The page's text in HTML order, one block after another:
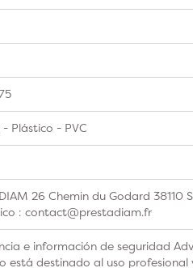
Plástico - PVC
26 Chemin du Godard 38110
: contact@prestadiam.fr
e información de seguridad
está destinado al uso profesional